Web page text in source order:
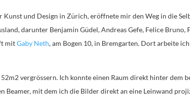
und Design in Zürich, eröffnete mir den Weg in die
darunter Benjamin Güdel, Andreas Gefe, Felice Bruno,
mitGaby Neth, am Bogen 10, in Bremgarten. Dort arbeite
vergrössern. Ich konnte einen Raum direkt hinter dem
Beamer, mit dem ich die Bilder direkt an eine Leinwand